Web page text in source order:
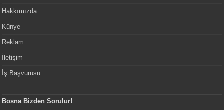
Hakkımızda
Künye
Reklam
İletişim
İş Başvurusu
Bosna Bizden Sorulur!